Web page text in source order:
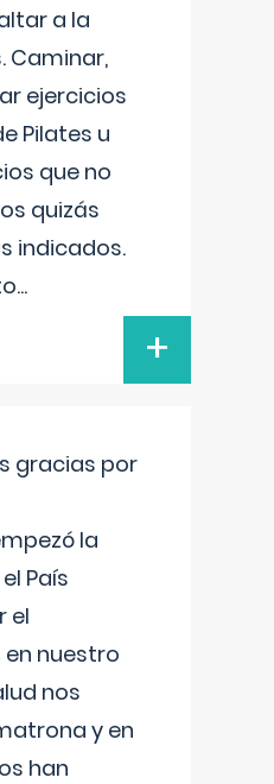
a la
Caminar,
ejercicios
Pilates u
que no
quizás
indicados.
...
+
gracias por
la
País
el
nuestro
nos
y en
han